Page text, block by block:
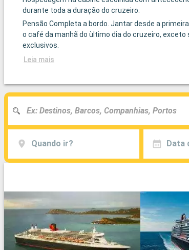
durante toda a duração do cruzeiro.
Pensão Completa a bordo. Jantar desde a
o café da manhã do ùltimo dia do cruzeiro, exceto
exclusivos.
Leia mais
Quando ir? Data